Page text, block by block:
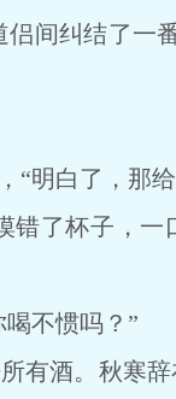
间纠结了一
明白了，那给
了杯子，一
不惯吗？”
酒。秋寒辞